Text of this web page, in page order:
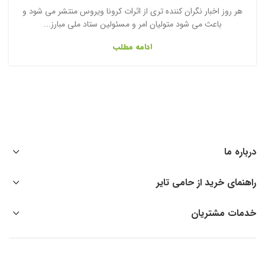
هر روز اخبار نگران کننده تری از اثرات کرونا ویروس منتشر می شود و
باعث می شود متولیان امر و مسئولین ستاد ملی مبارز...
ادامه مطلب
درباره ما
راهنمای خرید از حامی تایر
خدمات مشتریان